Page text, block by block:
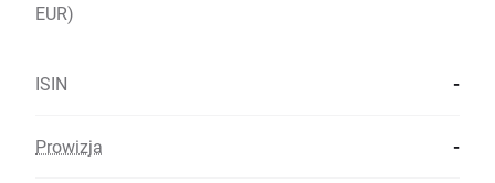
EUR)
ISIN -
Prowizja -